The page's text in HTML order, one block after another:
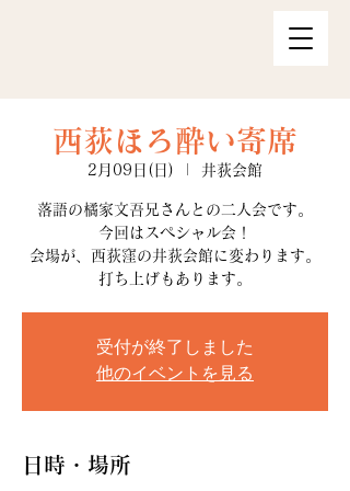
西荻ほろ酔い寄席
2月09日(日) 井荻会館
落語の橘家文吾兄さんとの二人会です。
今回はスペシャル会！
会場が、西荻窪の井荻会館に変わります。
打ち上げもあります。
受付が終了しました
他のイベントを見る
日時・場所